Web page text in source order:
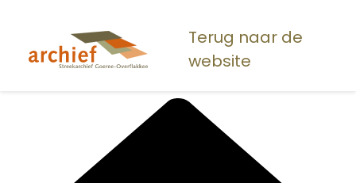
naar
Terug naar de
website